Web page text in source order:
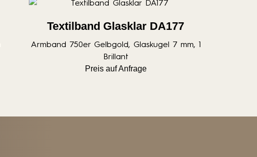
Textilband Glasklar DA177
Armband 750er Gelbgold, Glaskugel 7 mm, 1
Brillant
Preis auf Anfrage